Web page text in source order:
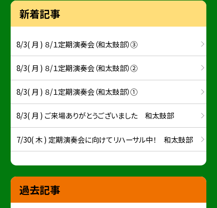
新着記事
8/3( 月 ) ８/１定期演奏会（和太鼓部）③
8/3( 月 ) ８/１定期演奏会（和太鼓部）②
8/3( 月 ) ８/１定期演奏会（和太鼓部）①
8/3( 月 ) ご来場ありがとうございました 和太鼓部
7/30( 木 ) 定期演奏会に向けてリハーサル中！ 和太鼓部
過去記事